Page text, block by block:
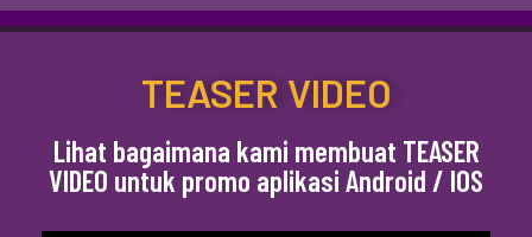
TEASER VIDEO
Lihat bagaimana kami membuat TEASER
VIDEO untuk promo aplikasi Android / IOS